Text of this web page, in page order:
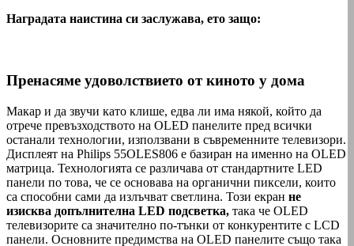
Наградата наистина си заслужава, ето защо:
Пренасяме удоволствието от киното у дома
Макар и да звучи като клише, едва ли има някой, който да
отрече превъзходството на OLED панелите пред всички
останали технологии, използвани в съвременните телевизори.
Дисплеят на Philips 55OLES806 е базиран на именно на OLED
матрица. Технологията се различава от стандартните LED
панели по това, че се основава на органични пиксели, които
са способни сами да излъчват светлина. Този екран не
изисква допълнителна LED подсветка, така че OLED
телевизорите са значително по-тънки от конкурентите с LCD
панели. Основните предимства на OLED панелите също така